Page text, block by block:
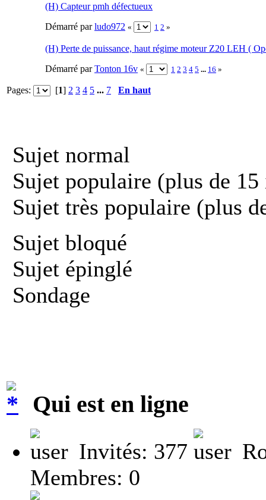
(H) Capteur pmh défectueux
Démarré parludo972 « 1 2 »
(H) Perte de puissance, haut régime moteur Z20 LEH (
Démarré parTonton 16v « 1 2 3 4 5 ... 16 »
Pages: [1] 2 3 4 5 ... 7 En haut
Sujet normal
Sujet populaire (plus de
Sujet très populaire (plus
Sujet bloqué
Sujet épinglé
Sondage
Qui est en ligne
Invités: 377
Membres: 0